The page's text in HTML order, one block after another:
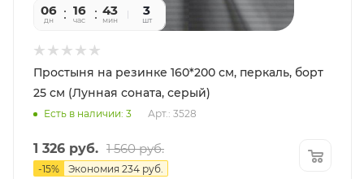
06
дн
16
час
43
мин
55
сек
3
шт
Простыня на резинке 160*200 см, перкаль, борт
25 см (Лунная соната, серый)
Есть в наличии: 3 Арт.: 3528
1 326 руб. 1 560руб.
-15% Экономия 234 руб.